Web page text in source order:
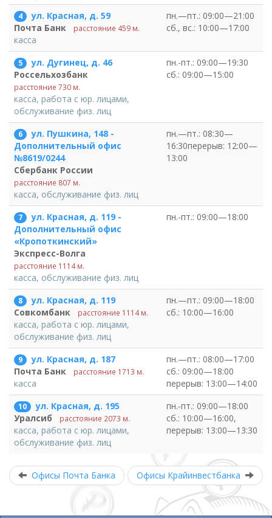
4
ул. Красная, д. 59
Почта Банк
расстояние 459 м.
касса
пн.—пт.: 09:00—21:00
сб., вс.: 10:00—17:00
5
ул. Дугинец, д. 46
Россельхозбанк
расстояние 730 м.
касса, работа с юр. лицами,
обслуживание физ. лиц
пн.-пт.: 09:00—19:30
сб.: 09:00—15:00
6
ул. Пушкина, 148 -
Дополнительный офис
№8619/0244
Сбербанк России
расстояние 807 м.
касса, обслуживание физ. лиц
пн.—пт.: 08:30—
16:30перерыв: 12:00—
13:00
7
ул. Красная, д. 119 -
Дополнительный офис
«Кропоткинский»
Экспресс-Волга
расстояние 1114 м.
касса, обслуживание физ. лиц
пн.-пт.: 09:00—18:00
8
ул. Красная, д. 119
Совкомбанк
расстояние 1114 м.
касса, работа с юр. лицами,
обслуживание физ. лиц
пн.—пт.: 09:00—18:00
сб.: 10:00—16:00
9
ул. Красная, д. 187
Почта Банк
расстояние 1713 м.
касса
пн.—пт.: 08:00—17:00
сб.: 09:00—18:00
перерыв: 13:00—14:00
10
ул. Красная, д. 195
Уралсиб
расстояние 2073 м.
касса, работа с юр. лицами,
обслуживание физ. лиц
пн.-пт.: 09:00—18:00
сб.: 10:00—16:00,
перерыв: 13:00—13:30
Офисы Почта Банка Офисы Крайинвестбанка